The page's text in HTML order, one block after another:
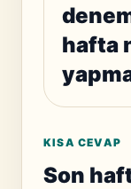
hafta
KISA CEVAP
Son